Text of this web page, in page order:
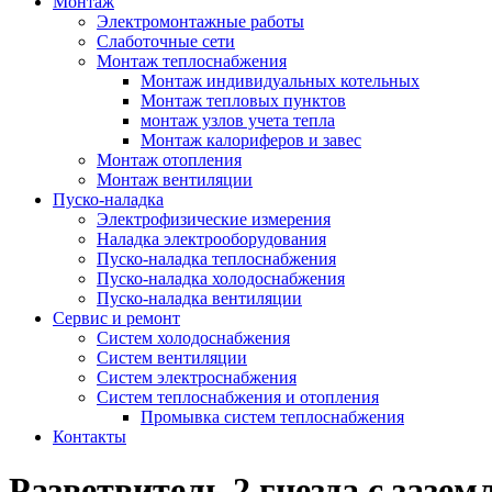
Электромонтажные работы
Слаботочные сети
Монтаж теплоснабжения
Монтаж индивидуальных котельных
Монтаж тепловых пунктов
монтаж узлов учета тепла
Монтаж калориферов и завес
Монтаж отопления
Монтаж вентиляции
Пуско-наладка
Электрофизические измерения
Наладка электрооборудования
Пуско-наладка теплоснабжения
Пуско-наладка холодоснабжения
Пуско-наладка вентиляции
Сервис и ремонт
Систем холодоснабжения
Систем вентиляции
Систем электроснабжения
Систем теплоснабжения и отопления
Промывка систем теплоснабжения
Контакты